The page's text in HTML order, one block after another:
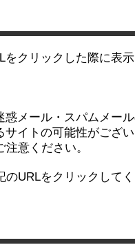
をクリックした際に表
惑メール・スパムメー
サイトの可能性がござ
意ください。
のURLをクリックして